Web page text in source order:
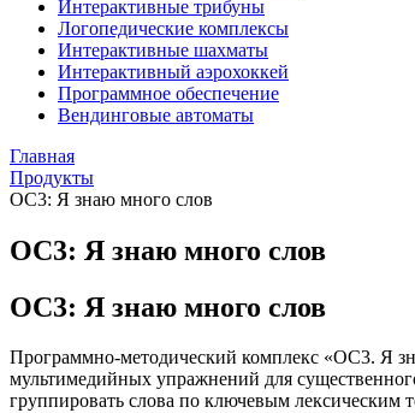
Интерактивные трибуны
Логопедические комплексы
Интерактивные шахматы
Интерактивный аэрохоккей
Программное обеспечение
Вендинговые автоматы
Главная
Продукты
ОС3: Я знаю много слов
ОС3: Я знаю много слов
ОС3: Я знаю много слов
Программно-методический комплекс «ОС3. Я
мультимедийных упражнений для
группировать слова по ключевым лексическим